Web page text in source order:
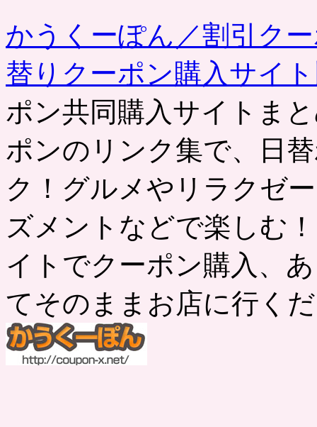
かうくーぽん／割引ク
替りクーポン購入サイ
ポン共同購入サイトま
ポンのリンク集で、日
ク！グルメやリラクゼ
ズメントなどで楽しむ
イトでクーポン購入、
てそのままお店に行く